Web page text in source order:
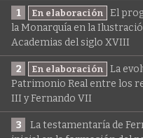
1 En elaboración
El
la Monarquía en la
Academias del siglo XVIII
2 En elaboración
La
Patrimonio Real entre los
III y Fernando VII
3
La testamentaría de